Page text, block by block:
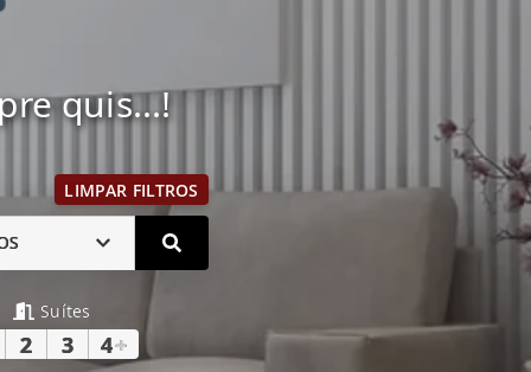
quis...!
LIMPAR FILTROS
Suítes
2 3 4+